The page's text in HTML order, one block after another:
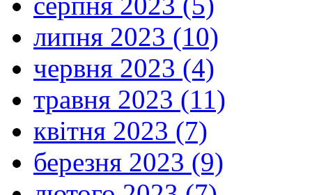
липня 2023 (10)
червня 2023 (4)
травня 2023 (11)
квітня 2023 (7)
березня 2023 (9)